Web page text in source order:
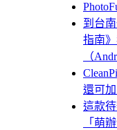
到台
指南
（
還可
這款
「萌